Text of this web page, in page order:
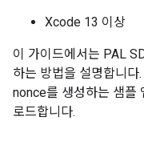
Xcode 13 이상
이 가이드에서는 PAL
하는 방법을 설명합니다
nonce를 생성하는 샘플
로드합니다.